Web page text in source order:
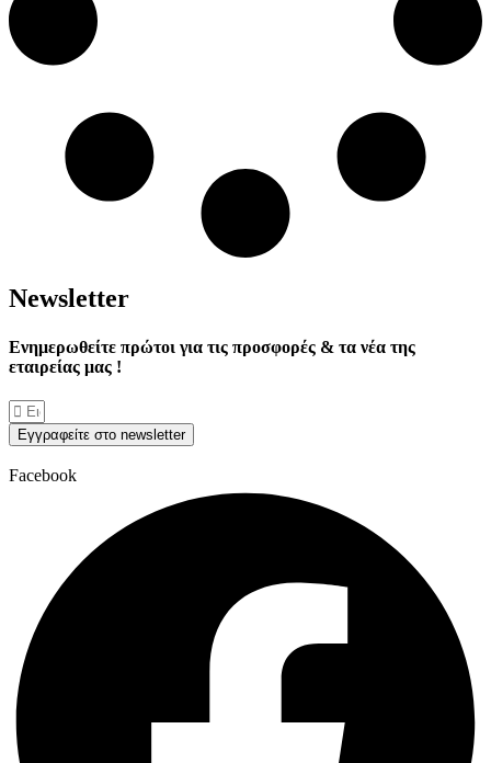
Νewsletter
Ενημερωθείτε πρώτοι για τις προσφορές & τα νέα της
εταιρείας μας !
Εγγραφείτε στο newsletter
Facebook